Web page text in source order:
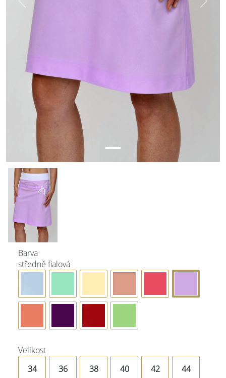
Previous Next
Barva
středně fialová
Velikost
34
36 38 40 42 44